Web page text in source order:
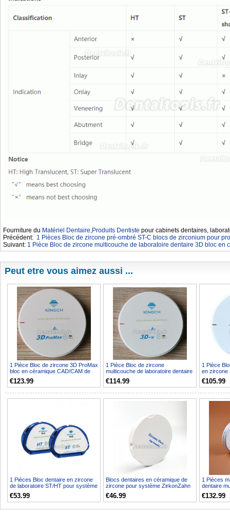
Fourniture du Matériel Dentaire,Produits Dentiste pour cabinets dentaires,
Précédent: 1 Pièces Bloc de zircone pré-ombré ST-C blocs de zirconium pour
Suivant: 1 Pièce Bloc de zircone multicouche de laboratoire dentaire 3D bloc en
Peut etre vous aimez aussi ...
1 Pièce Bloc de zircone 3D ProMax
bloc en céramique CAD/CAM de
laboratoire denta...
€123.99
1 Pièce Bloc de zircone
multicouche de laboratoire dentaire
3D bloc en céramique...
€114.99
1 Pièce
en zircone
céramique
€105.99
1 Pièces Bloc dentaire en zircone
de laboratoire ST/HT pour système
Amann Girrba...
€53.99
Blocs dentaires en céramique de
zircone pour système ZirkonZahn
OD95mm ST/HT
€46.99
1 Pièces
dentaire
disque
€132.99